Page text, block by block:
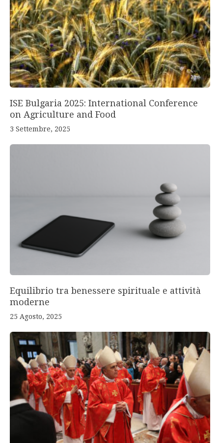
ISE Bulgaria 2025: International Conference
on Agriculture and Food
3 Settembre, 2025
Equilibrio tra benessere spirituale e attività
moderne
25 Agosto, 2025